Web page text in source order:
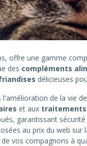
offre une gamme
des compléments
délicieuses
de la vie
et aux
garantissant
au prix du web sur
vos compagnons à